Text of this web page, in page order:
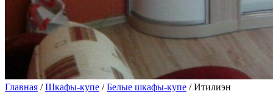
Главная /Шкафы-купе /Белые шкафы-купе / Итилиэн